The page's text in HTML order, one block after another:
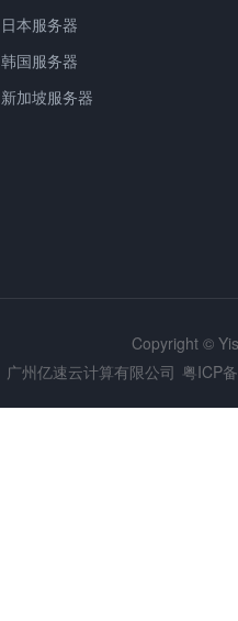
日本服务器
韩国服务器
新加坡服务器
Copyright ©
广州亿速云计算有限公司 粤ICP